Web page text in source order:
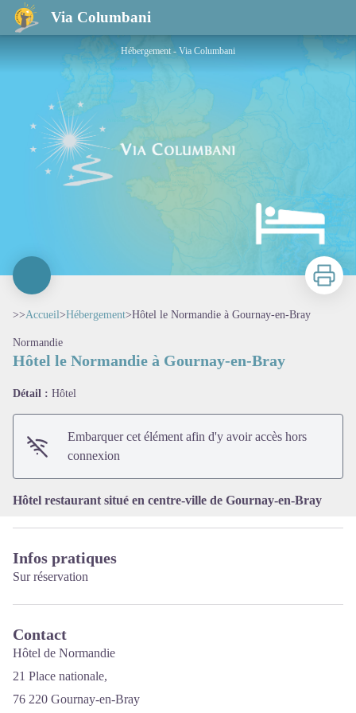
Via Columbani
Hôtel le Normandie à Gournay-en-Bray
Hébergement - Via Columbani
Imprimer
>>Accueil>Hébergement>Hôtel le Normandie à Gournay-en-Bray
Normandie
Hôtel le Normandie à Gournay-en-Bray
Détail : Hôtel
Embarquer cet élément afin d'y avoir accès hors
connexion
Hôtel restaurant situé en centre-ville de Gournay-en-Bray
Infos pratiques
Sur réservation
Contact
Hôtel de Normandie
21 Place nationale,
76 220 Gournay-en-Bray